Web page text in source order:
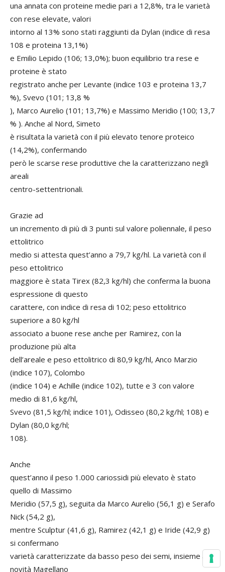
una annata con proteine medie pari a 12,8%, tra le varietà
con rese elevate, valori
intorno al 13% sono stati raggiunti da Dylan (indice di resa
108 e proteina 13,1%)
e Emilio Lepido (106; 13,0%); buon equilibrio tra rese e
proteine è stato
registrato anche per Levante (indice 103 e proteina 13,7
%), Svevo (101; 13,8 %
), Marco Aurelio (101; 13,7%) e Massimo Meridio (100; 13,7
% ). Anche al Nord, Simeto
è risultata la varietà con il più elevato tenore proteico
(14,2%), confermando
però le scarse rese produttive che la caratterizzano negli
areali
centro-settentrionali.
Grazie ad
un incremento di più di 3 punti sul valore poliennale, il peso
ettolitrico
medio si attesta quest’anno a 79,7 kg/hl. La varietà con il
peso ettolitrico
maggiore è stata Tirex (82,3 kg/hl) che conferma la buona
espressione di questo
carattere, con indice di resa di 102; peso ettolitrico
superiore a 80 kg/hl
associato a buone rese anche per Ramirez, con la
produzione più alta
dell’areale e peso ettolitrico di 80,9 kg/hl, Anco Marzio
(indice 107), Colombo
(indice 104) e Achille (indice 102), tutte e 3 con valore
medio di 81,6 kg/hl,
Svevo (81,5 kg/hl; indice 101), Odisseo (80,2 kg/hl; 108) e
Dylan (80,0 kg/hl;
108).
Anche
quest’anno il peso 1.000 cariossidi più elevato è stato
quello di Massimo
Meridio (57,5 g), seguita da Marco Aurelio (56,1 g) e Serafo
Nick (54,2 g),
mentre Sculptur (41,6 g), Ramirez (42,1 g) e Iride (42,9 g)
si confermano
varietà caratterizzate da basso peso dei semi, insieme alla
novità Magellano